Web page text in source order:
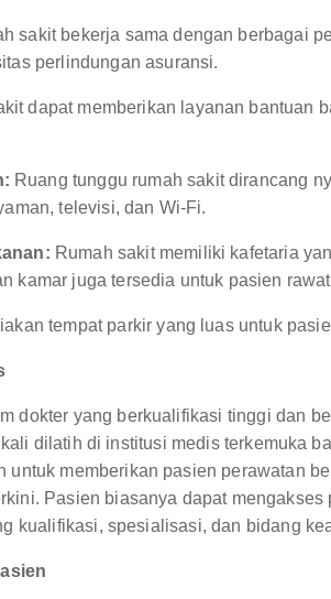
sakit bekerja sama dengan berbagai
perlindungan asuransi.
dapat memberikan layanan bantuan
Ruang tunggu rumah sakit dirancang
televisi, dan Wi-Fi.
Rumah sakit memiliki kafetaria
kamar juga tersedia untuk pasien
tempat parkir yang luas untuk
dokter yang berkualifikasi tinggi dan
dilatih di institusi medis terkemuka
untuk memberikan pasien perawatan
Pasien biasanya dapat mengakses
kualifikasi, spesialisasi, dan bidang